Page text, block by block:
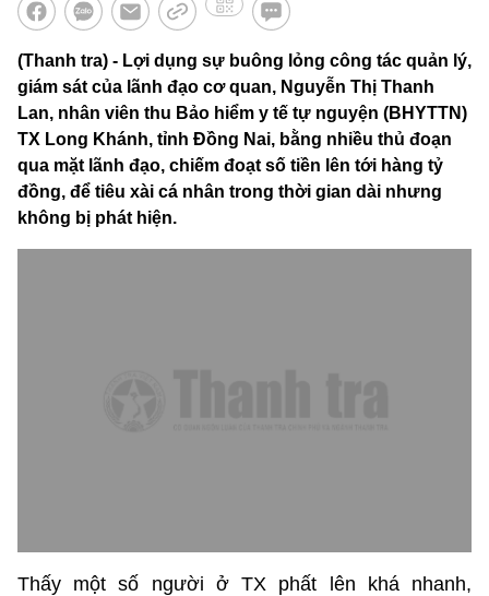
(Thanh tra) - Lợi dụng sự buông lỏng công tác quản lý,
giám sát của lãnh đạo cơ quan, Nguyễn Thị Thanh
Lan, nhân viên thu Bảo hiểm y tế tự nguyện (BHYTTN)
TX Long Khánh, tỉnh Đồng Nai, bằng nhiều thủ đoạn
qua mặt lãnh đạo, chiếm đoạt số tiền lên tới hàng tỷ
đồng, để tiêu xài cá nhân trong thời gian dài nhưng
không bị phát hiện.
Thấy một số người ở TX phất lên khá nhanh,